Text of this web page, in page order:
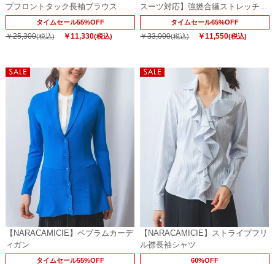
プフロントタック長袖ブラウス
タイムセール55%OFF
￥25,300(税込) ￥11,330(税込)
スーツ対応】強撚合繊ストレッチス
タンドジャケットタイムセール65%OFF
￥33,000(税込) ￥11,550(税込)
【NARACAMICIE】ペプラムカーデ
ィガン
タイムセール55%OFF
【NARACAMICIE】ストライプフリ
ル襟長袖シャツ
60%OFF